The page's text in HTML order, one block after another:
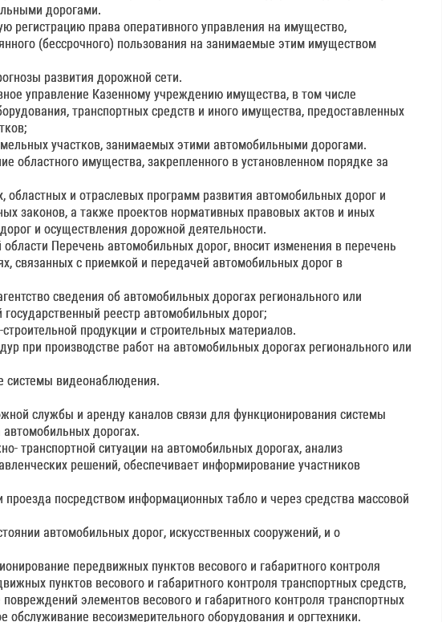
дорогами.
регистрацию права оперативного управления на имущество,
(бессрочного) пользования на занимаемые этим имуществом
развития дорожной сети.
управление Казенному учреждению имущества, в том числе
транспортных средств и иного имущества, предоставленных
участков, занимаемых этими автомобильными дорогами.
областного имущества, закрепленного в установленном порядке за
и отраслевых программ развития автомобильных дорог и
законов, а также проектов нормативных правовых актов и иных
и осуществления дорожной деятельности.
Перечень автомобильных дорог, вносит изменения в перечень
связанных с приемкой и передачей автомобильных дорог в
сведения об автомобильных дорогах регионального или
реестр автомобильных дорог;
продукции и строительных материалов.
при производстве работ на автомобильных дорогах регионального или
системы видеонаблюдения.
службы и аренду каналов связи для функционирования системы
дорогах.
транспортной ситуации на автомобильных дорогах, анализ
решений, обеспечивает информирование участников
посредством информационных табло и через средства массовой
автомобильных дорог, искусственных сооружений, и о
передвижных пунктов весового и габаритного контроля
пунктов весового и габаритного контроля транспортных средств,
элементов весового и габаритного контроля транспортных
обслуживание весоизмерительного оборудования и оргтехники.